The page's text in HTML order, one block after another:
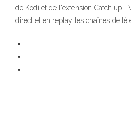
de Kodi et de l'extension Catch'up
direct et en replay les chaînes de